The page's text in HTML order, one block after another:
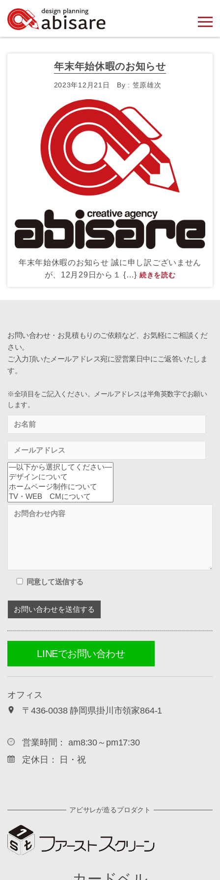
年末年始休暇のお知らせ
2023年12月21日 By : 笠原雄次
年末年始休暇のお知らせ 誠に申し訳ございません
が、12月29日から１ {…} 続きを読む
お問い合わせ・お見積もりのご依頼など、お気軽にご相談くだ
さい。
ご入力頂いたメールアドレス宛に翌営業日中にご返答いたしま
す。
※全項目をご記入ください。メールアドレスは半角英数字でお願い
します。
同意して送信する
LINEでお問い合わせ
オフィス
〒436-0038 静岡県掛川市領家864-1
営業時間： am8:30～pm17:30
定休日： 日・祝
アビサレが造るプロダクト